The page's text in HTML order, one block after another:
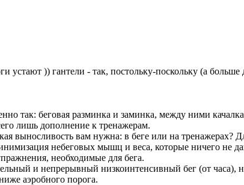
устают )) гантели - так, постольку-поскольку (а
так: беговая разминка и заминка, между ними
лишь дополнение к тренажерам.
выносливость вам нужна: в беге или на
небеговых мышц и веса, которые ничего не
необходимые для бега.
и непрерывный низкоинтенсивный бег (от часа),
аэробного порога.